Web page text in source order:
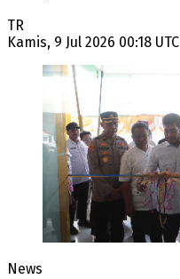
TR
Kamis, 9 Jul 2026 00:18 UTC
News